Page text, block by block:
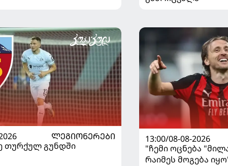
ᲚᲔᲒᲘᲝᲜᲔᲠᲔᲑᲘ
თურქულ გუნდში
13:00/08-08-2026
"ჩემი ოცნება
რაიმეს მოგება